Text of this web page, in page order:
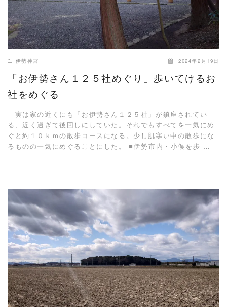
伊勢神宮 2024年2月19日
「お伊勢さん１２５社めぐり」歩いてけるお
社をめぐる
実は家の近くにも「お伊勢さん１２５社」が鎮座されてい
る、近く過ぎて後回しにしていた。それでもすべてを一気にめ
ぐと約１０ｋｍの散歩コースになる。少し肌寒い中の散歩にな
るものの一気にめぐることにした。 ■伊勢市内・小俣を歩 …
READ MORE